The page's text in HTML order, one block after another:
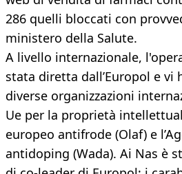
286 quelli bloccati con
ministero della Salute.
A livello internazionale,
stata diretta dall’Europol e vi
diverse organizzazioni
Ue per la proprietà
europeo antifrode (Olaf) e
antidoping (Wada). Ai Nas è